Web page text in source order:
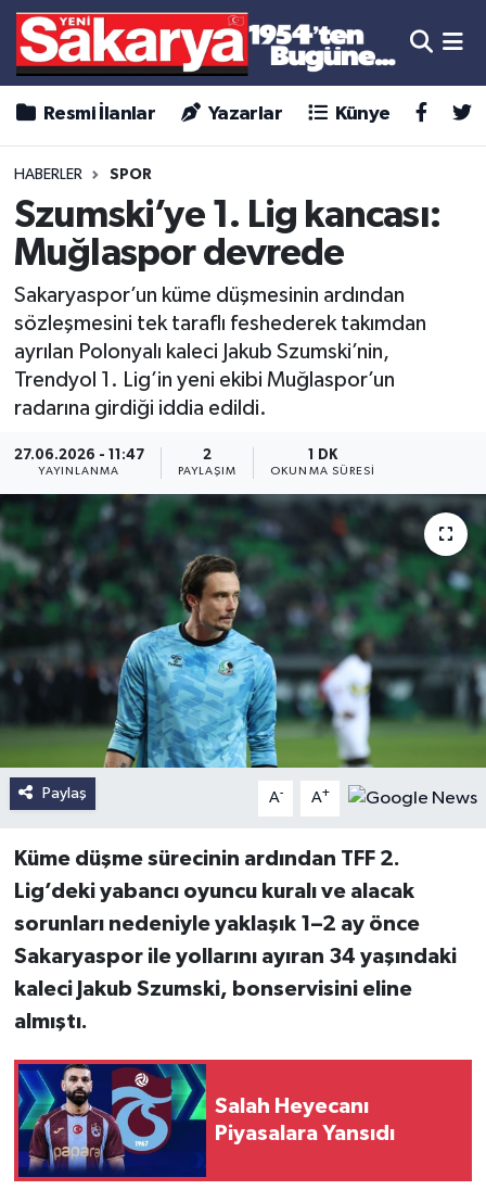
Resmi İlanlar Yazarlar Künye
HABERLER SPOR
Szumski’ye 1. Lig kancası:
Muğlaspor devrede
Sakaryaspor’un küme düşmesinin ardından
sözleşmesini tek taraflı feshederek takımdan
ayrılan Polonyalı kaleci Jakub Szumski’nin,
Trendyol 1. Lig’in yeni ekibi Muğlaspor’un
radarına girdiği iddia edildi.
27.06.2026 - 11:47
YAYINLANMA
2
PAYLAŞIM
1 DK
OKUNMA SÜRESI
Paylaş A- A+
Küme düşme sürecinin ardından TFF 2.
Lig’deki yabancı oyuncu kuralı ve alacak
sorunları nedeniyle yaklaşık 1–2 ay önce
Sakaryaspor ile yollarını ayıran 34 yaşındaki
kaleci Jakub Szumski, bonservisini eline
almıştı.
Salah Heyecanı
Piyasalara Yansıdı